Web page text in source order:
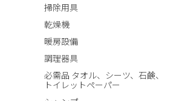
徒歩にて約15分
イス…徒歩にて約16分
掃除用具
乾燥機
暖房設備
調理器具
必需品 タオル、シーツ、石鹸、
トイレットペーパー